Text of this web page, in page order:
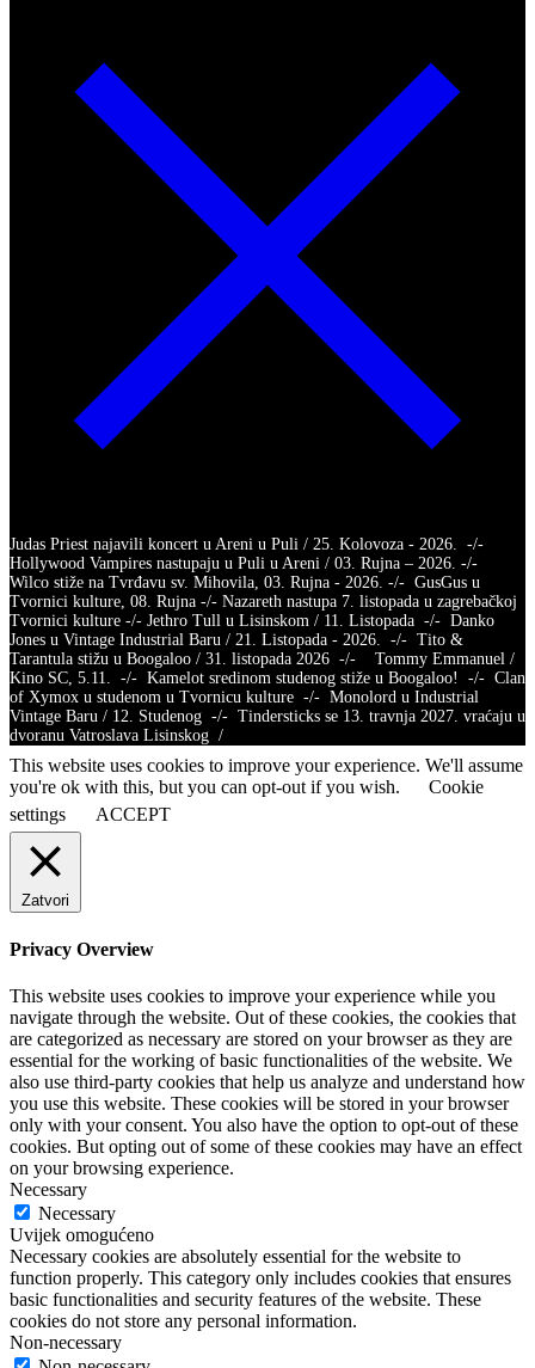
Judas Priest najavili koncert u Areni u Puli / 25. Kolovoza - 2026. -/-
Hollywood Vampires nastupaju u Puli u Areni / 03. Rujna – 2026. -/-
Wilco stiže na Tvrđavu sv. Mihovila, 03. Rujna - 2026. -/- GusGus u
Tvornici kulture, 08. Rujna -/- Nazareth nastupa 7. listopada u zagrebačkoj
Tvornici kulture -/- Jethro Tull u Lisinskom / 11. Listopada -/- Danko
Jones u Vintage Industrial Baru / 21. Listopada - 2026. -/- Tito &
Tarantula stižu u Boogaloo / 31. listopada 2026 -/- Tommy Emmanuel /
Kino SC, 5.11. -/- Kamelot sredinom studenog stiže u Boogaloo! -/- Clan
of Xymox u studenom u Tvornicu kulture -/- Monolord u Industrial
Vintage Baru / 12. Studenog -/- Tindersticks se 13. travnja 2027. vraćaju u
dvoranu Vatroslava Lisinskog /
This website uses cookies to improve your experience. We'll assume
you're ok with this, but you can opt-out if you wish.
Cookie
settings
ACCEPT
Zatvori
Privacy Overview
This website uses cookies to improve your experience while you
navigate through the website. Out of these cookies, the cookies that
are categorized as necessary are stored on your browser as they are
essential for the working of basic functionalities of the website. We
also use third-party cookies that help us analyze and understand how
you use this website. These cookies will be stored in your browser
only with your consent. You also have the option to opt-out of these
cookies. But opting out of some of these cookies may have an effect
on your browsing experience.
Necessary
Necessary
Uvijek omogućeno
Necessary cookies are absolutely essential for the website to
function properly. This category only includes cookies that ensures
basic functionalities and security features of the website. These
cookies do not store any personal information.
Non-necessary